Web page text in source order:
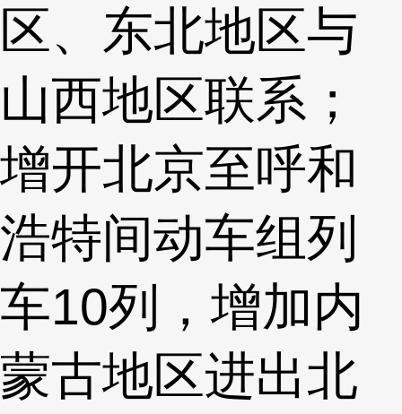
区、东北地区与
山西地区联系；
增开北京至呼和
浩特间动车组列
车10列，增加内
蒙古地区进出北